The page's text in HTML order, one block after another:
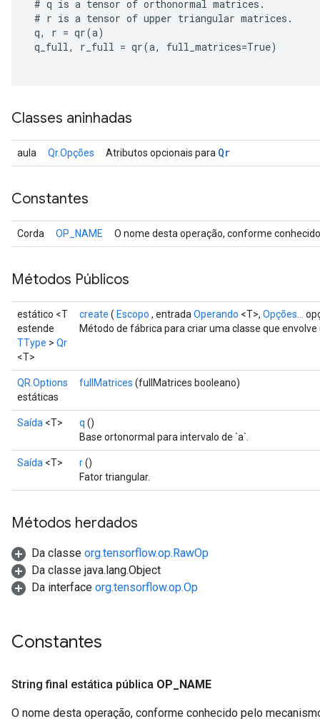
# q is a tensor of orthonormal matrices .
# r is a tensor of upper triangular matrices .
q, r = qr(a)
q_full, r_full = qr(a, full_matrices=True)
Classes aninhadas
aula Qr.Opções Atributos opcionais para Qr
Constantes
Corda OP_NAME O nome desta operação, conforme
Métodos Públicos
estático <T
estende
TType > Qr
<T>
create ( Escopo , entrada Operando <T>, Opções...
Método de fábrica para criar uma classe que
QR.Options
estáticas
fullMatrices (fullMatrices booleano)
Saída <T> q ()
Base ortonormal para intervalo de `a`.
Saída <T> r()
Fator triangular.
Métodos herdados
Da classe org.tensorflow.op.RawOp
Da classe java.lang.Object
Da interface org.tensorflow.op.Op
Constantes
String final estática pública OP NAME
O nome desta operação, conforme conhecido pelo